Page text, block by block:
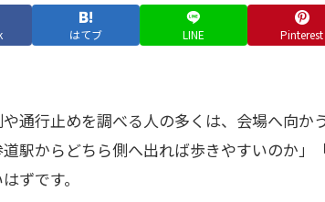
はてブ LINE Pinterest
通行止めを調べる人の多くは、会場へ向か
駅からどちら側へ出れば歩きやすいのか」
ずです。